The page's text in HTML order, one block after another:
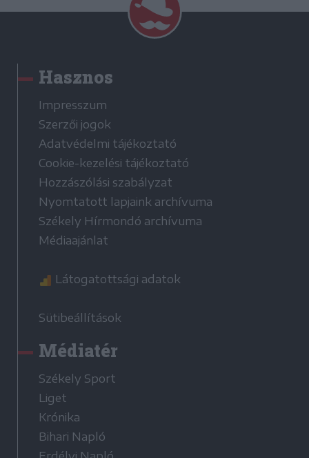
Hasznos
Impresszum
Szerzői jogok
Adatvédelmi tájékoztató
Cookie-kezelési tájékoztató
Hozzászólási szabályzat
Nyomtatott lapjaink archívuma
Székely Hírmondó archívuma
Médiaajánlat
Látogatottsági adatok
Sütibeállítások
Médiatér
Székely Sport
Liget
Krónika
Bihari Napló